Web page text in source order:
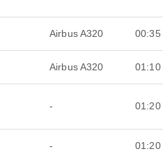
Airbus A320 00:35
Airbus A320 01:10
- 01:20
- 01:20